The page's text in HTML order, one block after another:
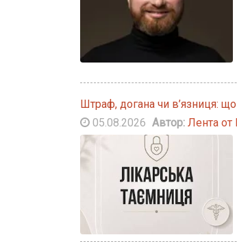
Штраф, догана чи в’язниця:
05.08.2026 Автор: Лента от